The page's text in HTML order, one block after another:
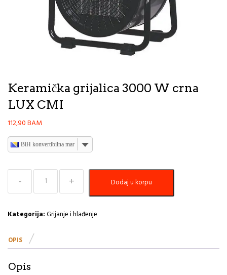
Keramička grijalica 3000 W crna
LUX CMI
112,90BAM
BiH konvertibilna marka
Keramička
grijalica
3000
crna
CMI
Dodaj u korpu
Kategorija:Grijanje i hlađenje
OPIS
Opis